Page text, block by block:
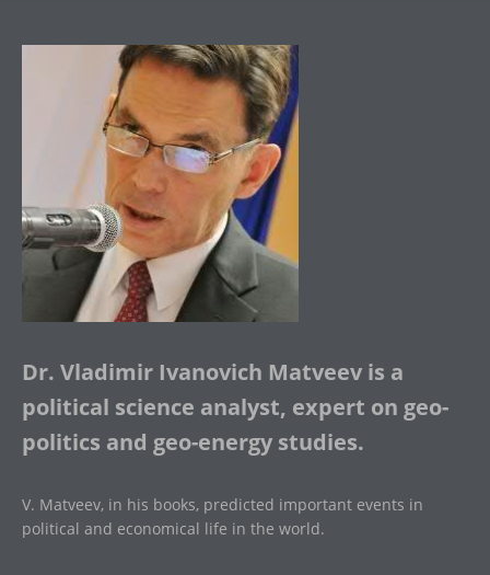
Dr. Vladimir Ivanovich Matveev is a
political science analyst, expert on geo-
politics and geo-energy studies.
V. Matveev, in his books, predicted important events in
political and economical life in the world.